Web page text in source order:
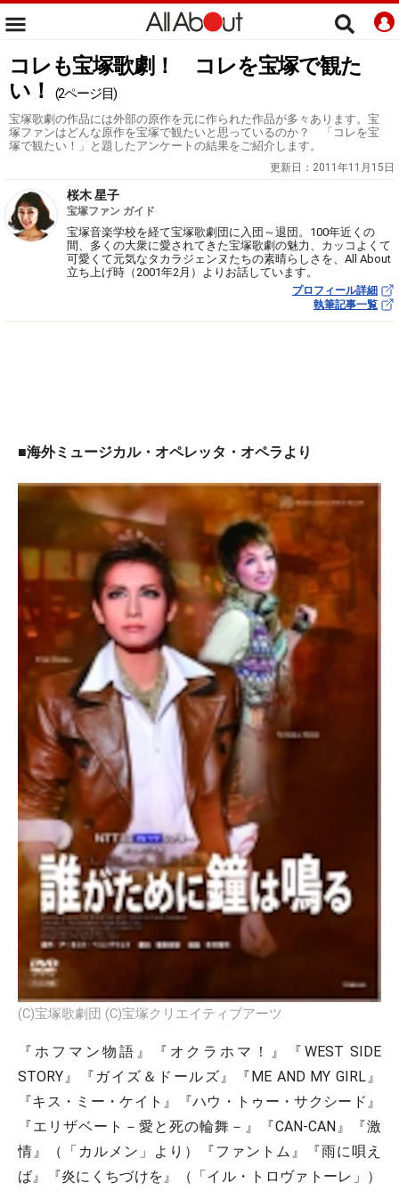
コレも宝塚歌劇！ コレを宝塚で観た
い！
(2ページ目)
宝塚歌劇の作品には外部の原作を元に作られた作品が多々あります。宝
塚ファンはどんな原作を宝塚で観たいと思っているのか？ 「コレを宝
塚で観たい！」と題したアンケートの結果をご紹介します。
更新日： 2011年11月15日
桜木 星子
宝塚ファン ガイド
宝塚音楽学校を経て宝塚歌劇団に入団～退団。100年近くの
間、多くの大衆に愛されてきた宝塚歌劇の魅力、カッコよくて
可愛くて元気なタカラジェンヌたちの素晴らしさを、All About
立ち上げ時（2001年2月）よりお話しています。
プロフィール詳細
執筆記事一覧
■海外ミュージカル・オペレッタ・オペラより
(C)宝塚歌劇団 (C)宝塚クリエイティブアーツ
『ホフマン物語』『オクラホマ！』『WEST SIDE
STORY』『ガイズ＆ドールズ』『ME AND MY GIRL』
『キス・ミー・ケイト』『ハウ・トゥー・サクシード』
『エリザベート－愛と死の輪舞－』『CAN-CAN』『激
情』（「カルメン」より）『ファントム』『雨に唄え
ば』『炎にくちづけを』（「イル・トロヴァトーレ」）